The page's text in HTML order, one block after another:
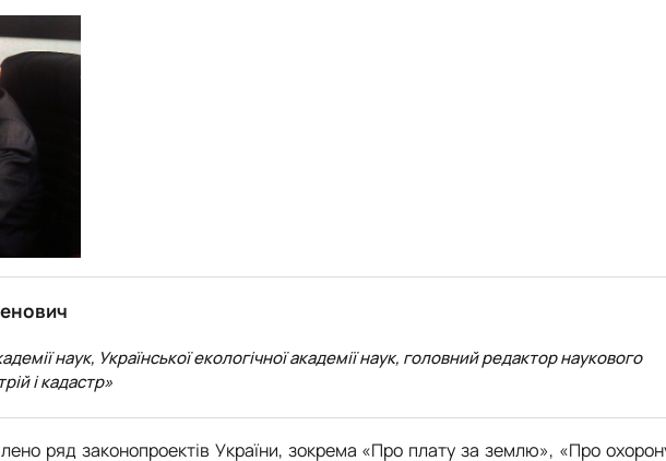
наук, Української екологічної академії наук, головний редактор наукового
і кадастр»
ряд законопроектів України, зокрема «Про плату за землю», «Про